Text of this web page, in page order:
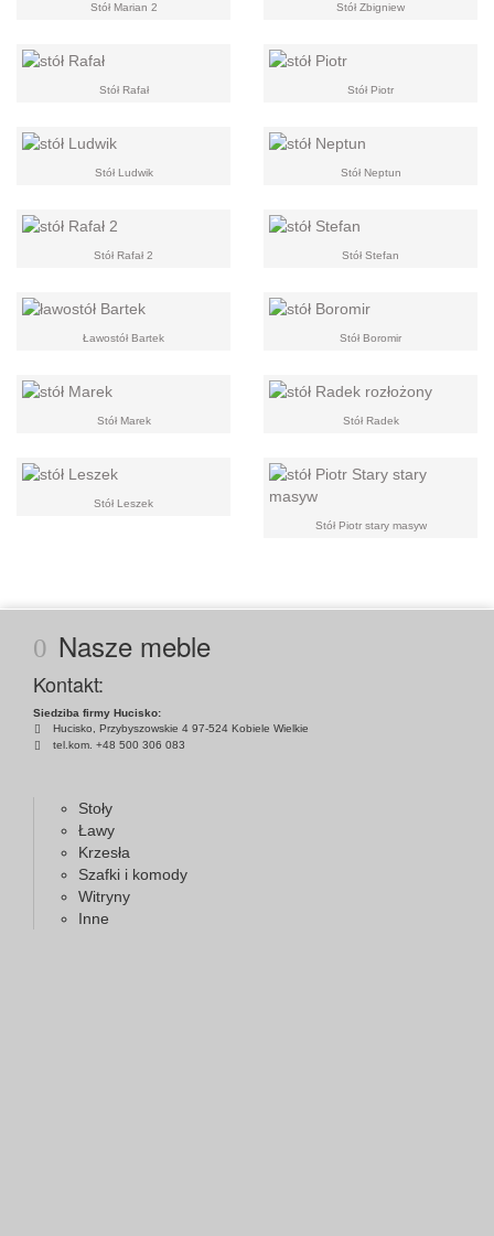
Stół Marian 2 Stół Zbigniew
Stół Rafał Stół Piotr
Stół Ludwik Stół Neptun
Stół Rafał 2 Stół Stefan
Ławostół Bartek Stół Boromir
Stół Marek Stół Radek
Stół Leszek
Stół Piotr stary masyw
Nasze meble
Kontakt:
Siedziba firmy Hucisko:
Hucisko, Przybyszowskie 4 97-524 Kobiele Wielkie
tel.kom. +48 500 306 083
Stoły
Ławy
Krzesła
Szafki i komody
Witryny
Inne